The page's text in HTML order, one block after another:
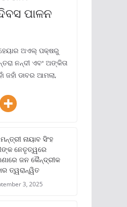
ପାଳନ
ଅଏଲ୍ ପକ୍ଷରୁ
ନନ୍ଦୀ ଏବଂ ଅଙ୍କିତା
ଜହାଁ ଡାବର ଆମଲା,
ନାୟାବ ସିଂହ
ନେତୃତ୍ୱରେ
ଜନ କୈନ୍ଦ୍ରୀକ
ତ୍ୱରାନ୍ୱିତ
3, 2025